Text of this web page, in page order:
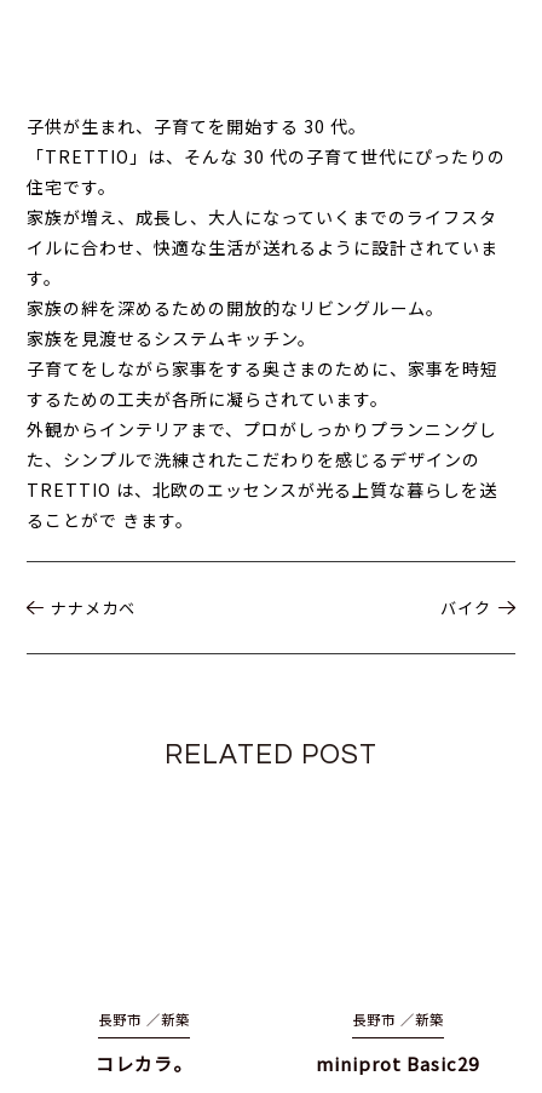
子供が生まれ、子育てを開始する 30 代。
「TRETTIO」は、そんな 30 代の子育て世代にぴったりの
住宅です。
家族が増え、成長し、大人になっていくまでのライフスタ
イルに合わせ、快適な生活が送れるように設計されていま
す。
家族の絆を深めるための開放的なリビングルーム。
家族を見渡せるシステムキッチン。
子育てをしながら家事をする奥さまのために、家事を時短
するための工夫が各所に凝らされています。
外観からインテリアまで、プロがしっかりプランニングし
た、シンプルで洗練されたこだわりを感じるデザインの
TRETTIO は、北欧のエッセンスが光る上質な暮らしを送
ることがで きます。
ナナメカベ バイク
RELATED POST
長野市 ／新築
コレカラ。
長野市 ／新築
miniprot Basic29